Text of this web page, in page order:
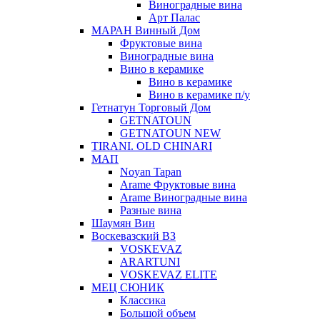
Виноградные вина
Арт Палас
МАРАН Винный Дом
Фруктовые вина
Виноградные вина
Вино в керамике
Вино в керамике
Вино в керамике п/у
Гетнатун Торговый Дом
GETNATOUN
GETNATOUN NEW
TIRANI. OLD CHINARI
МАП
Noyan Tapan
Arame Фруктовые вина
Arame Виноградные вина
Разные вина
Шаумян Вин
Воскевазский ВЗ
VOSKEVAZ
ARARTUNI
VOSKEVAZ ELITE
МЕЦ СЮНИК
Классика
Большой объем